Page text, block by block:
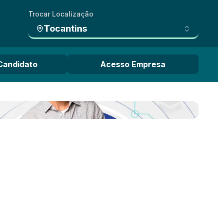
Trocar Localização
Tocantins
Acesso Empresa